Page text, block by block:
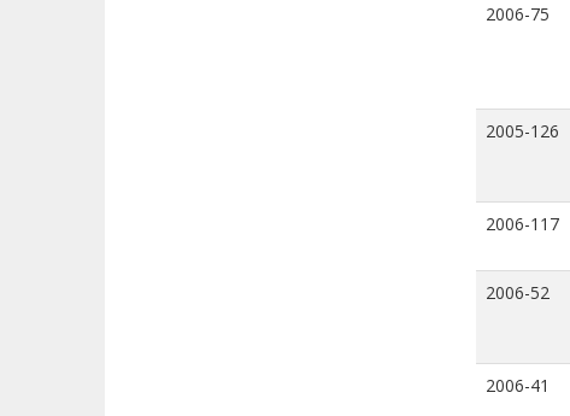
2006-75
2005-126
2006-117
2006-52
2006-41